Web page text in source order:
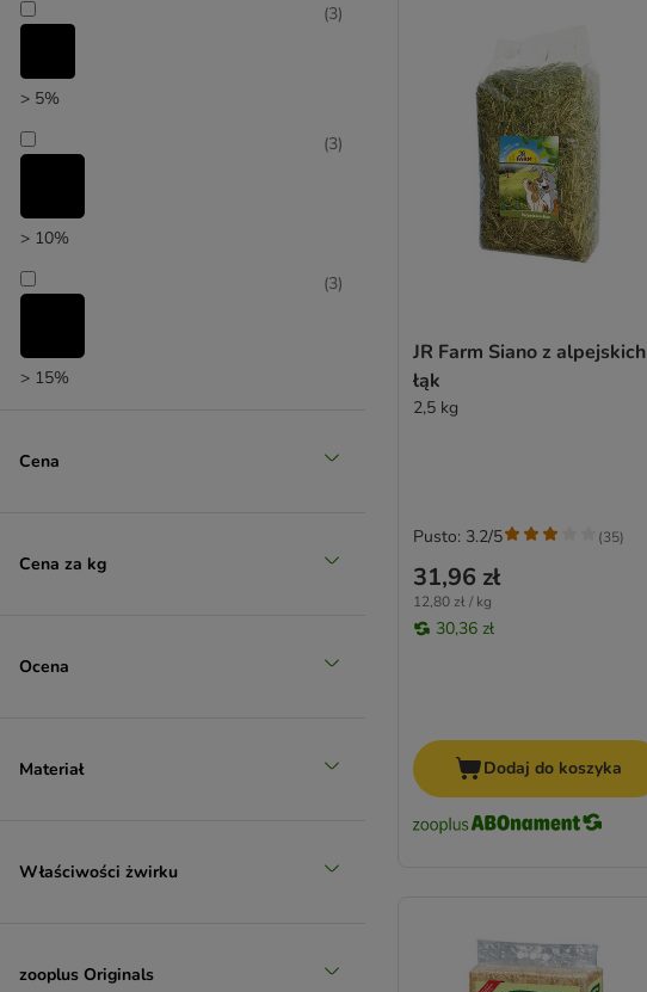
> 5%
(3)
> 10%
(3)
> 15%
(3)
Cena
Cena za kg
Ocena
Materiał
Właściwości żwirku
zooplus Originals
JR Farm Siano z alpejskich
łąk
2,5 kg
31,96 zł
12,80 zł / kg
30,36 zł
Pusto: 3.2/5 (35)
Dodaj do koszyka